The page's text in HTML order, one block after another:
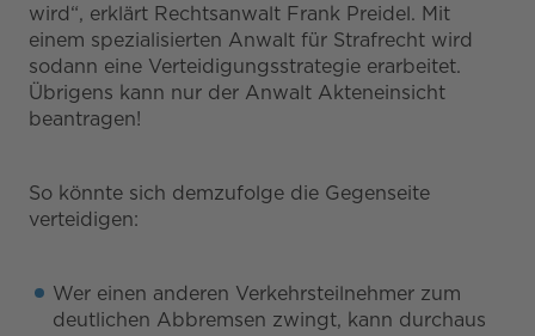
wird“, erklärt Rechtsanwalt Frank Preidel. Mit
einem spezialisierten Anwalt für Strafrecht wird
sodann eine Verteidigungsstrategie erarbeitet.
Übrigens kann nur der Anwalt Akteneinsicht
beantragen!
So könnte sich demzufolge die Gegenseite
verteidigen:
Wer einen anderen Verkehrsteilnehmer zum
deutlichen Abbremsen zwingt, kann durchaus